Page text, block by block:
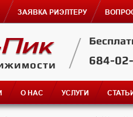
ЗАЯВКА РИЭЛТЕРУ
684-
О НАС УСЛУГИ